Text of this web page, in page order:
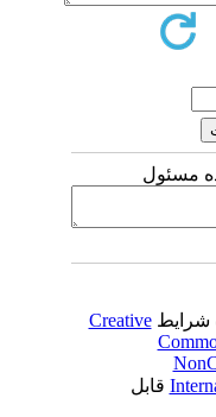
مسئول
Creative
قابل